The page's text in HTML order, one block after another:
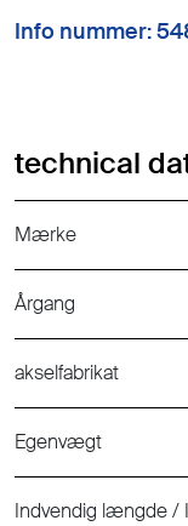
Info nummer:
technical
Mærke
Årgang
akselfabrikat
Egenvægt
Indvendig længde /